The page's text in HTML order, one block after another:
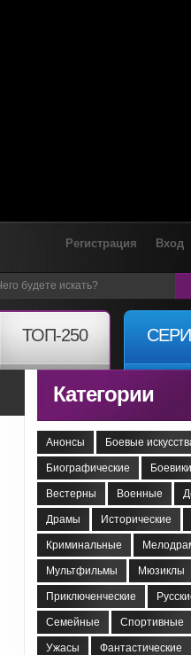
Регистрация Вход
ТОП-250
Категории
Анонсы Боевые
Биографические Боевики
Вестерны Военные
Драмы Исторические
Криминальные
Мультфильмы Мюзиклы
Приключенческие
Семейные Спортивные
Ужасы Фантастические